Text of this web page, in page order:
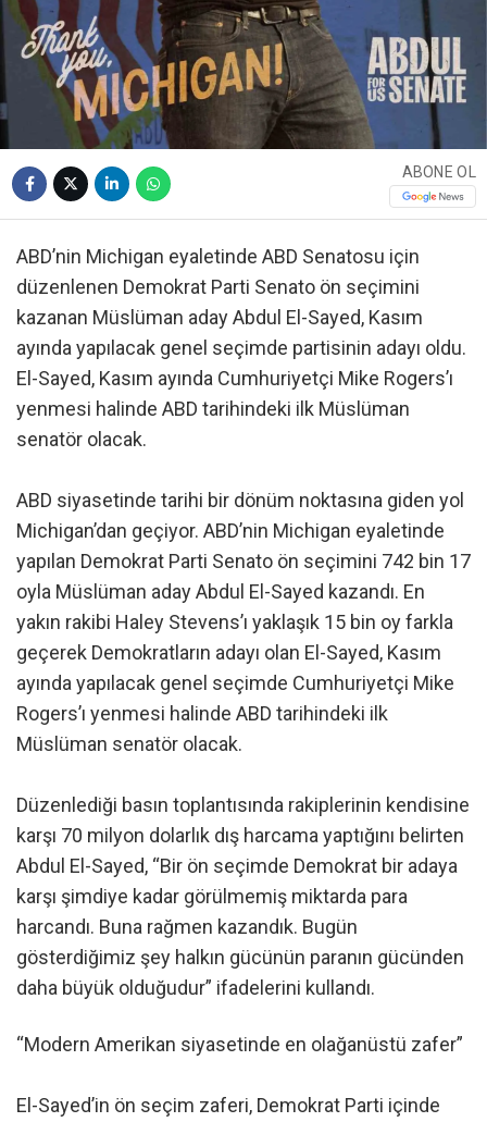
ABONE OL
ABD’nin Michigan eyaletinde ABD Senatosu için
düzenlenen Demokrat Parti Senato ön seçimini
kazanan Müslüman aday Abdul El-Sayed, Kasım
ayında yapılacak genel seçimde partisinin adayı oldu.
El-Sayed, Kasım ayında Cumhuriyetçi Mike Rogers’ı
yenmesi halinde ABD tarihindeki ilk Müslüman
senatör olacak.
ABD siyasetinde tarihi bir dönüm noktasına giden yol
Michigan’dan geçiyor. ABD’nin Michigan eyaletinde
yapılan Demokrat Parti Senato ön seçimini 742 bin 17
oyla Müslüman aday Abdul El-Sayed kazandı. En
yakın rakibi Haley Stevens’ı yaklaşık 15 bin oy farkla
geçerek Demokratların adayı olan El-Sayed, Kasım
ayında yapılacak genel seçimde Cumhuriyetçi Mike
Rogers’ı yenmesi halinde ABD tarihindeki ilk
Müslüman senatör olacak.
Düzenlediği basın toplantısında rakiplerinin kendisine
karşı 70 milyon dolarlık dış harcama yaptığını belirten
Abdul El-Sayed, “Bir ön seçimde Demokrat bir adaya
karşı şimdiye kadar görülmemiş miktarda para
harcandı. Buna rağmen kazandık. Bugün
gösterdiğimiz şey halkın gücünün paranın gücünden
daha büyük olduğudur” ifadelerini kullandı.
“Modern Amerikan siyasetinde en olağanüstü zafer”
El-Sayed’in ön seçim zaferi, Demokrat Parti içinde